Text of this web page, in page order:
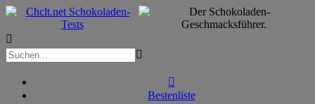



Bestenliste